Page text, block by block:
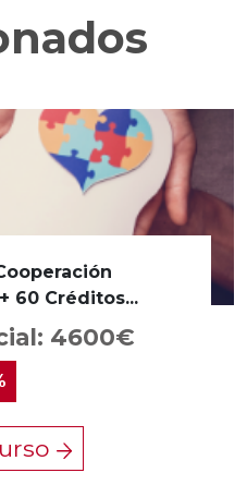
60 Créditos...
4600€